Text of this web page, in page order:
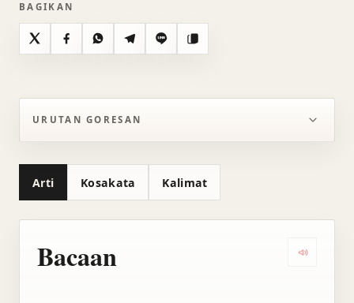
BAGIKAN
X FacebookWhatsAppTelegramLine Salin
URUTAN GORESAN
Arti Kosakata Kalimat
Bacaan